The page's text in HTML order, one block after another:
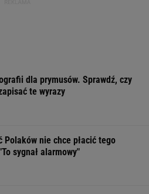
dla prymusów. Sprawdź, czy
te wyrazy
Polaków nie chce płacić tego
sygnał alarmowy"